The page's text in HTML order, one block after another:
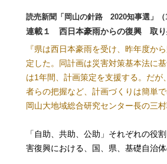
読売新聞「岡山の針路 2020知事選」
連載１ 西日本豪雨からの復興 取
『県は西日本豪雨を受け、昨年度か
定した。同計画は災害対策基本法に
は1年間、計画策定を支援する。だ
者らの把握など、計画づくりは簡単で
岡山大地域総合研究センター長の三
「自助、共助、公助」それぞれの役
害復興における、国、県、基礎自治